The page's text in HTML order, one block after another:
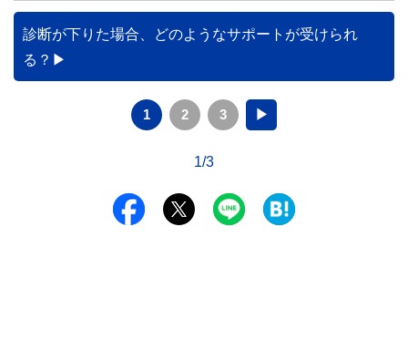
診断が下りた場合、どのようなサポートが受けられ
る？
1 2 3 ▶
1/3